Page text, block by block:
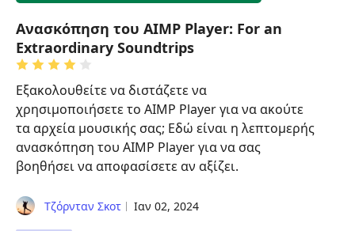
Ανασκόπηση του AIMP Player: For an
Extraordinary Soundtrips
Εξακολουθείτε να διστάζετε να
χρησιμοποιήσετε το AIMP Player για να ακούτε
τα αρχεία μουσικής σας; Εδώ είναι η λεπτομερής
ανασκόπηση του AIMP Player για να σας
βοηθήσει να αποφασίσετε αν αξίζει.
Τζόρνταν Σκοτ Ιαν 02, 2024